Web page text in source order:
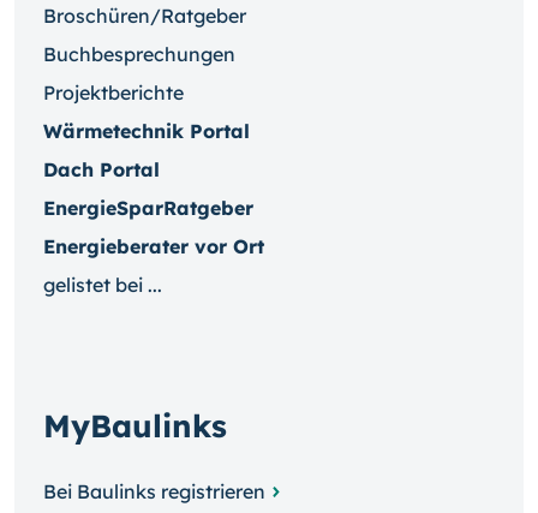
Broschüren/Ratgeber
Buchbesprechungen
Projektberichte
Wärmetechnik Portal
Dach Portal
EnergieSparRatgeber
Energieberater vor Ort
gelistet bei ...
MyBaulinks
Bei Baulinks registrieren